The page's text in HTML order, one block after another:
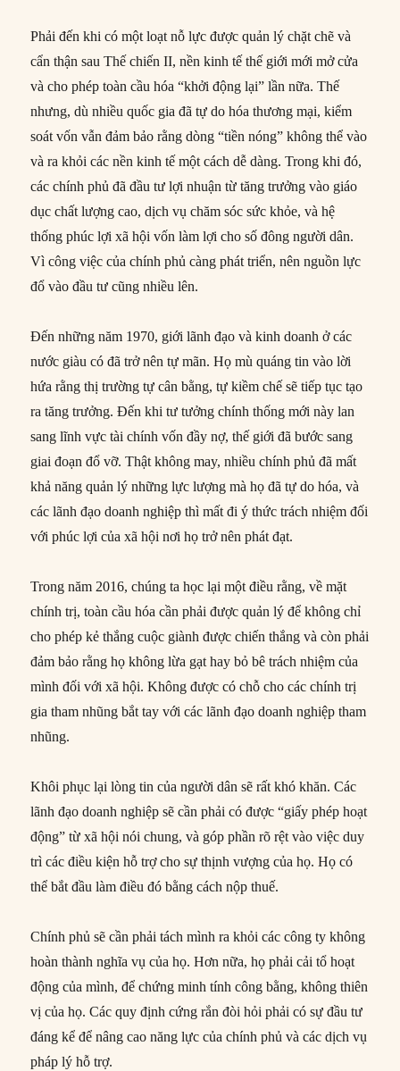
Phải đến khi có một loạt nỗ lực được quản lý chặt chẽ và
cẩn thận sau Thế chiến II, nền kinh tế thế giới mới mở cửa
và cho phép toàn cầu hóa “khởi động lại” lần nữa. Thế
nhưng, dù nhiều quốc gia đã tự do hóa thương mại, kiểm
soát vốn vẫn đảm bảo rằng dòng “tiền nóng” không thể vào
và ra khỏi các nền kinh tế một cách dễ dàng. Trong khi đó,
các chính phủ đã đầu tư lợi nhuận từ tăng trưởng vào giáo
dục chất lượng cao, dịch vụ chăm sóc sức khỏe, và hệ
thống phúc lợi xã hội vốn làm lợi cho số đông người dân.
Vì công việc của chính phủ càng phát triển, nên nguồn lực
đổ vào đầu tư cũng nhiều lên.
Đến những năm 1970, giới lãnh đạo và kinh doanh ở các
nước giàu có đã trở nên tự mãn. Họ mù quáng tin vào lời
hứa rằng thị trường tự cân bằng, tự kiềm chế sẽ tiếp tục tạo
ra tăng trưởng. Đến khi tư tưởng chính thống mới này lan
sang lĩnh vực tài chính vốn đầy nợ, thế giới đã bước sang
giai đoạn đổ vỡ. Thật không may, nhiều chính phủ đã mất
khả năng quản lý những lực lượng mà họ đã tự do hóa, và
các lãnh đạo doanh nghiệp thì mất đi ý thức trách nhiệm đối
với phúc lợi của xã hội nơi họ trở nên phát đạt.
Trong năm 2016, chúng ta học lại một điều rằng, về mặt
chính trị, toàn cầu hóa cần phải được quản lý để không chỉ
cho phép kẻ thắng cuộc giành được chiến thắng và còn phải
đảm bảo rằng họ không lừa gạt hay bỏ bê trách nhiệm của
mình đối với xã hội. Không được có chỗ cho các chính trị
gia tham nhũng bắt tay với các lãnh đạo doanh nghiệp tham
nhũng.
Khôi phục lại lòng tin của người dân sẽ rất khó khăn. Các
lãnh đạo doanh nghiệp sẽ cần phải có được “giấy phép hoạt
động” từ xã hội nói chung, và góp phần rõ rệt vào việc duy
trì các điều kiện hỗ trợ cho sự thịnh vượng của họ. Họ có
thể bắt đầu làm điều đó bằng cách nộp thuế.
Chính phủ sẽ cần phải tách mình ra khỏi các công ty không
hoàn thành nghĩa vụ của họ. Hơn nữa, họ phải cải tổ hoạt
động của mình, để chứng minh tính công bằng, không thiên
vị của họ. Các quy định cứng rắn đòi hỏi phải có sự đầu tư
đáng kể để nâng cao năng lực của chính phủ và các dịch vụ
pháp lý hỗ trợ.